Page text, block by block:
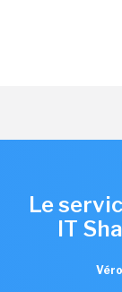
Le
IT